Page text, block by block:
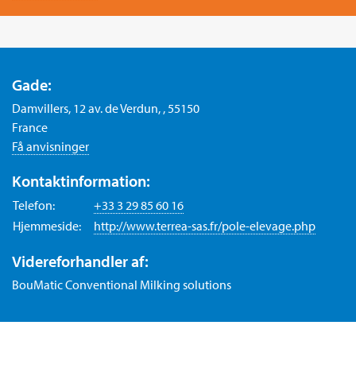
Gade:
Damvillers, 12 av. de Verdun, , 55150
France
Få anvisninger
Kontaktinformation:
Telefon:
+33 3 29 85 60 16
Hjemmeside:
http://www.terrea-sas.fr/pole-elevage.php
Videreforhandler af:
BouMatic Conventional Milking solutions